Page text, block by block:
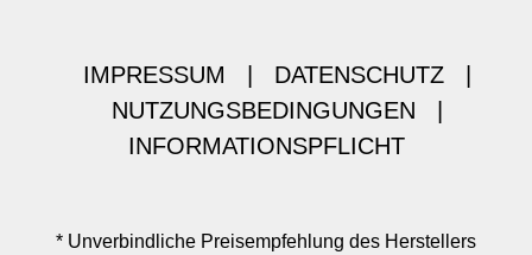
IMPRESSUM DATENSCHUTZ
NUTZUNGSBEDINGUNGEN
INFORMATIONSPFLICHT
* Unverbindliche Preisempfehlung des Herstellers